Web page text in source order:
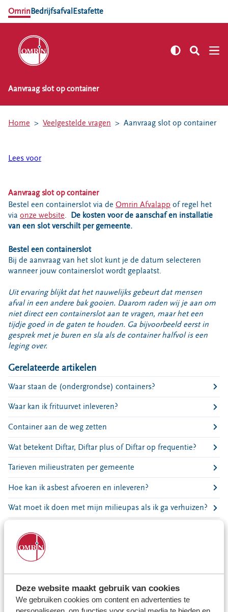
Deze website maakt gebruik van cookies
We gebruiken cookies om content en advertenties te
OmrinBedrijfsafval Estafette
NL EN
Afval scheiden
Milieupas aanvragen
Kringloopspullen
Afval aanmelden
Ons verhaal
Nieuws
Ontdek Omrin
Over Omrin
Hier werken we aan
Ecopark De Wierde
Reststoffen Energie Centrale
Projecten
Storing, klacht of vraag
VeeIgestelde vragen
Pers
Locaties
Werken bij
Voor gemeenten
Aanvraag slot op container
Home Veelgestelde vragen Aanvraag slot op container
Lees voor
Aanvraag slot op container
Bestel een containerslot via de Omrin Afvalapp of regel het
via onze website.
De kosten voor de aanschaf en installatie
van een slot verschilt per gemeente.
Bestel een containerslot
Bij de aanvraag van het slot kunt je de datum selecteren
wanneer jouw containerslot wordt geplaatst.
Uit ervaring blijkt dat het nauwelijks gebeurt dat mensen
afval in een andere bak gooien. Daarom raden wij je aan om
niet direct een containerslot aan te vragen, maar het een
tijdje goed in de gaten te houden. Ga bijvoorbeeld eerst in
gesprek met je buren en sla als de container halfvol is een
leging over.
Gerelateerde artikelen
Waar staan de (ondergrondse) containers?
Waar kan ik frituurvet inleveren?
Container aan de weg zetten
Wat betekent Diftar, Diftar plus of Diftar op frequentie?
Tarieven milieustraten per gemeente
Hoe kan ik asbest afvoeren en inleveren?
Wat moet ik doen met mijn milieupas als ik ga verhuizen?
Wat gebeurt er met mijn restafval?
Hoe kan ik zien of mijn aanmelding voor het ophalen van
afval goed is ontvangen?